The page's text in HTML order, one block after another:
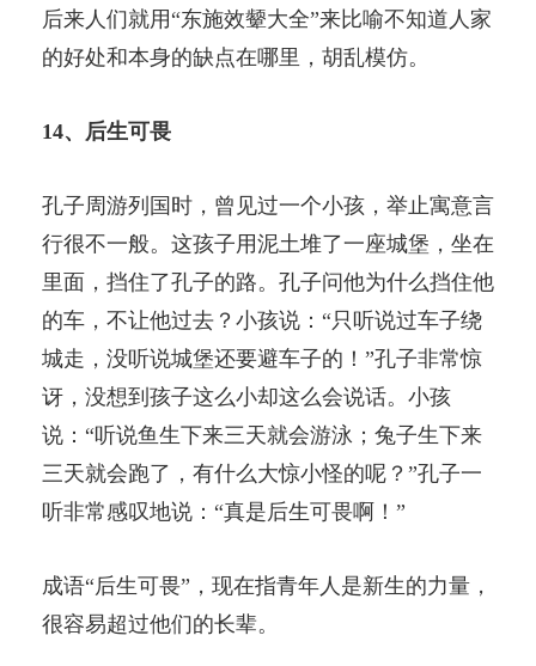
后来人们就用“东施效颦大全”来比喻不知道人家
的好处和本身的缺点在哪里，胡乱模仿。
14、后生可畏
孔子周游列国时，曾见过一个小孩，举止寓意言
行很不一般。这孩子用泥土堆了一座城堡，坐在
里面，挡住了孔子的路。孔子问他为什么挡住他
的车，不让他过去？小孩说：“只听说过车子绕
城走，没听说城堡还要避车子的！”孔子非常惊
讶，没想到孩子这么小却这么会说话。小孩
说：“听说鱼生下来三天就会游泳；兔子生下来
三天就会跑了，有什么大惊小怪的呢？”孔子一
听非常感叹地说：“真是后生可畏啊！”
成语“后生可畏”，现在指青年人是新生的力量，
很容易超过他们的长辈。